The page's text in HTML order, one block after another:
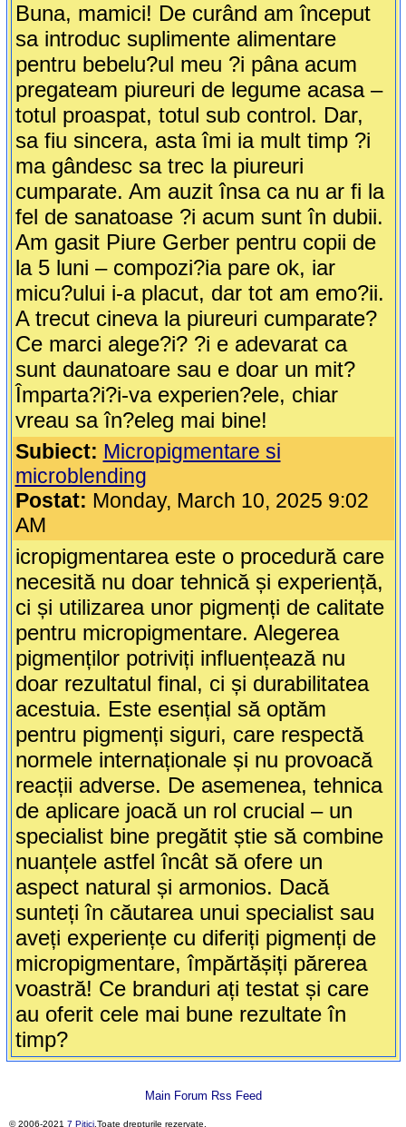
Buna, mamici! De curând am început
sa introduc suplimente alimentare
pentru bebelu?ul meu ?i pâna acum
pregateam piureuri de legume acasa –
totul proaspat, totul sub control. Dar,
sa fiu sincera, asta îmi ia mult timp ?i
ma gândesc sa trec la piureuri
cumparate. Am auzit însa ca nu ar fi la
fel de sanatoase ?i acum sunt în dubii.
Am gasit Piure Gerber pentru copii de
la 5 luni – compozi?ia pare ok, iar
micu?ului i-a placut, dar tot am emo?ii.
A trecut cineva la piureuri cumparate?
Ce marci alege?i? ?i e adevarat ca
sunt daunatoare sau e doar un mit?
Împarta?i?i-va experien?ele, chiar
vreau sa în?eleg mai bine!
Subiect: Micropigmentare si
microblending
Postat: Monday, March 10, 2025 9:02
AM
icropigmentarea este o procedură care
necesită nu doar tehnică și experiență,
ci și utilizarea unor pigmenți de calitate
pentru micropigmentare. Alegerea
pigmenților potriviți influențează nu
doar rezultatul final, ci și durabilitatea
acestuia. Este esențial să optăm
pentru pigmenți siguri, care respectă
normele internaționale și nu provoacă
reacții adverse. De asemenea, tehnica
de aplicare joacă un rol crucial – un
specialist bine pregătit știe să combine
nuanțele astfel încât să ofere un
aspect natural și armonios. Dacă
sunteți în căutarea unui specialist sau
aveți experiențe cu diferiți pigmenți de
micropigmentare, împărtășiți părerea
voastră! Ce branduri ați testat și care
au oferit cele mai bune rezultate în
timp?
Main Forum Rss Feed
© 2006-2021 7 Pitici.Toate drepturile rezervate.